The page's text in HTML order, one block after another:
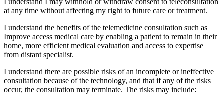
at any time without affecting my right to future care or treatment.
I understand the benefits of the telemedicine consultation such as
Improve access medical care by enabling a patient to remain in their
home, more efficient medical evaluation and access to expertise
from distant specialist.
I understand there are possible risks of an incomplete or ineffective
consultation because of the technology, and that if any of the risks
occur, the consultation may terminate. The risks may include: